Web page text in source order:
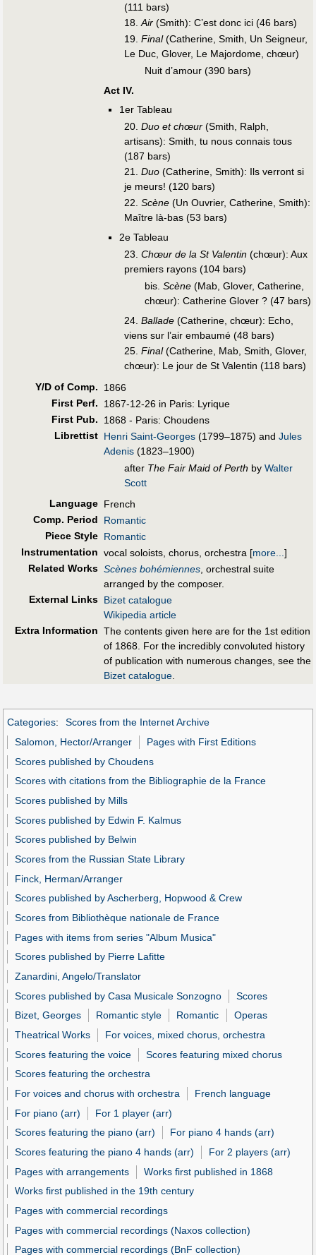
(111 bars)
18.Air(Smith): C’est donc ici (46 bars)
19. Final(Catherine, Smith, Un Seigneur,
Le Duc, Glover, Le Majordome, chœur)
Nuit d’amour (390 bars)
Act IV.
1er Tableau
20. Duo et chœur(Smith, Ralph,
artisans): Smith, tu nous connais tous
(187 bars)
21. Duo(Catherine, Smith): Ils verront si
je meurs! (120 bars)
22. Scène(Un Ouvrier, Catherine, Smith):
Maître là-bas (53 bars)
2e Tableau
23. Chœur de la St Valentin (chœur): Aux
premiers rayons (104 bars)
bis. Scène(Mab, Glover, Catherine,
chœur): Catherine Glover ? (47 bars)
24. Ballade(Catherine, chœur): Echo,
viens sur l’air embaumé (48 bars)
25. Final(Catherine, Mab, Smith, Glover,
chœur): Le jour de St Valentin (118 bars)
Y/D of Comp.
1866
First Perf.
1867-12-26 in Paris: Lyrique
First Pub.
1868 - Paris: Choudens
Librettist Henri Saint-Georges (1799–1875) and Jules
Adenis (1823–1900)
after The Fair Maid of Perth by Walter
Scott
Language French
Comp. Period
Romantic
Piece Style Romantic
Instrumentation vocal soloists, chorus, orchestra [more... ]
Related Works Scènes bohémiennes , orchestral suite
arranged by the composer.
External Links Bizet catalogue
Wikipedia article
Extra Information The contents given here are for the 1st edition
of 1868. For the incredibly convoluted history
of publication with numerous changes, see the
Bizet catalogue
Categories:
Scores from the Internet Archive
Salomon, Hector/Arranger
Pages with First Editions
Scores published by Choudens
Scores with citations from the Bibliographie de la France
Scores published by Mills
Scores published by Edwin F. Kalmus
Scores published by Belwin
Scores from the Russian State Library
Finck, Herman/Arranger
Scores published by Ascherberg, Hopwood & Crew
Scores from Bibliothèque nationale de France
Pages with items from series "Album Musica"
Scores published by Pierre Lafitte
Zanardini, Angelo/Translator
Scores published by Casa Musicale Sonzogno
Scores
Bizet, Georges
Romantic style Romantic
Operas
Theatrical Works
For voices, mixed chorus, orchestra
Scores featuring the voice
Scores featuring mixed chorus
Scores featuring the orchestra
For voices and chorus with orchestra
French language
For piano (arr)
For 1 player (arr)
Scores featuring the piano (arr)
For piano 4 hands (arr)
Scores featuring the piano 4 hands (arr)
For 2 players (arr)
Pages with arrangements
Works first published in 1868
Works first published in the 19th century
Pages with commercial recordings
Pages with commercial recordings (Naxos collection)
Pages with commercial recordings (BnF collection)